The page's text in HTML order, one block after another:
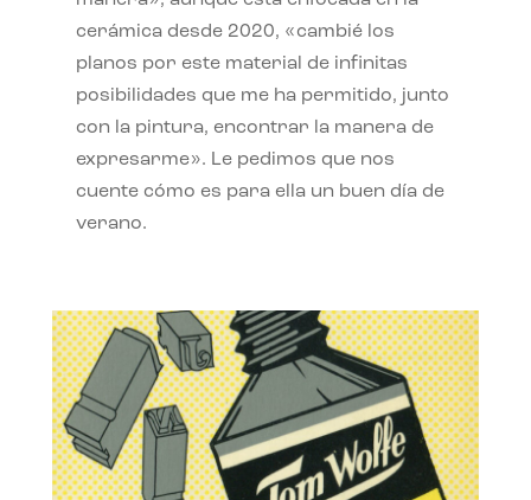
cerámica desde 2020, «cambié los
planos por este material de infinitas
posibilidades que me ha permitido, junto
con la pintura, encontrar la manera de
expresarme». Le pedimos que nos
cuente cómo es para ella un buen día de
verano.